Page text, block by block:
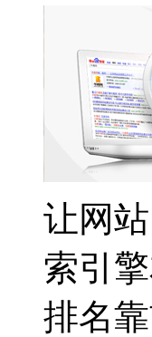
让网
索引
排名靠